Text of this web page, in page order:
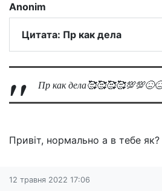
Anonim
Цитата: Пр как дела
Пр как
Привіт, нормально а в тебе як?
12 травня 2022 17:06